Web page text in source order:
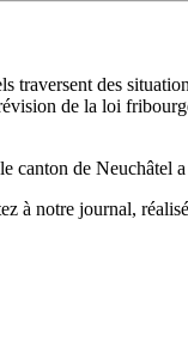
traversent des
de la loi
canton de
à notre journal,